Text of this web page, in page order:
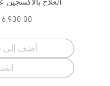
العلاج
6,930.00
أضف إلى